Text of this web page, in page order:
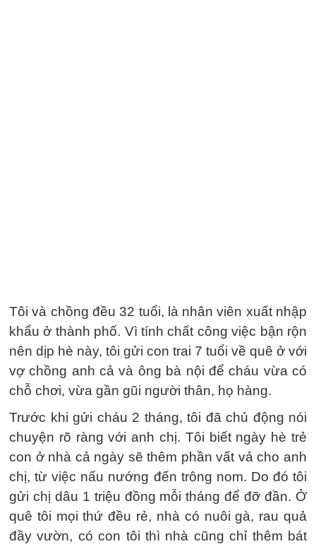
Tôi và chồng đều 32 tuổi, là nhân viên xuất nhập
khẩu ở thành phố. Vì tính chất công việc bận rộn
nên dịp hè này, tôi gửi con trai 7 tuổi về quê ở với
vợ chồng anh cả và ông bà nội để cháu vừa có
chỗ chơi, vừa gần gũi người thân, họ hàng.
Trước khi gửi cháu 2 tháng, tôi đã chủ động nói
chuyện rõ ràng với anh chị. Tôi biết ngày hè trẻ
con ở nhà cả ngày sẽ thêm phần vất vả cho anh
chị, từ việc nấu nướng đến trông nom. Do đó tôi
gửi chị dâu 1 triệu đồng mỗi tháng để đỡ đần. Ở
quê tôi mọi thứ đều rẻ, nhà có nuôi gà, rau quả
đầy vườn, có con tôi thì nhà cũng chỉ thêm bát